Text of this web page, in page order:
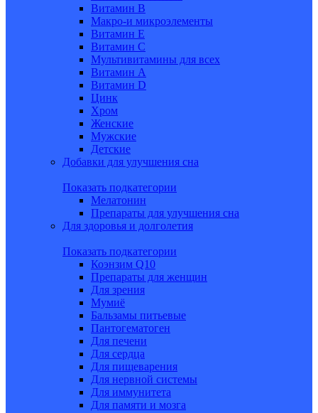
Витамин B
Макро-и микроэлементы
Витамин Е
Витамин С
Мультивитамины для всех
Витамин A
Витамин D
Цинк
Хром
Женские
Мужские
Детские
Добавки для улучшения сна
Показать подкатегории
Мелатонин
Препараты для улучшения сна
Для здоровья и долголетия
Показать подкатегории
Коэнзим Q10
Препараты для женщин
Для зрения
Мумиё
Бальзамы питьевые
Пантогематоген
Для печени
Для сердца
Для пищеварения
Для нервной системы
Для иммунитета
Для памяти и мозга